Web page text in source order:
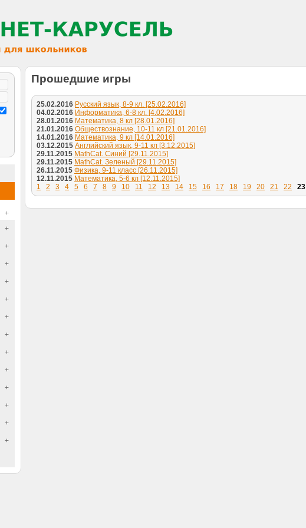
+
+
+
+
+
+
+
+
+
+
+
+
+
+
Прошедшие игры
25.02.2016 Русский язык, 8-9 кл. [25.02.2016]
04.02.2016 Информатика, 6-8 кл. [4.02.2016]
28.01.2016 Математика, 8 кл [28.01.2016]
21.01.2016 Обществознание, 10-11 кл [21.01.2016]
14.01.2016 Математика, 9 кл [14.01.2016]
03.12.2015 Английский язык, 9-11 кл [3.12.2015]
29.11.2015 MathCat. Синий [29.11.2015]
29.11.2015 MathCat. Зеленый [29.11.2015]
26.11.2015 Физика, 9-11 класс [26.11.2015]
12.11.2015 Математика, 5-6 кл [12.11.2015]
1
2 3 4 5 6 7 8 9 10 11 12 13 14 15 16 17 18 19 20 21 22 23